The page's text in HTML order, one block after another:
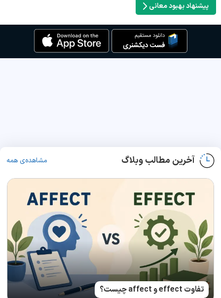
پیشنهاد بهبود معانی
آخرین مطالب وبلاگ مشاهده‌ی همه
تفاوت effect و affect چیست؟